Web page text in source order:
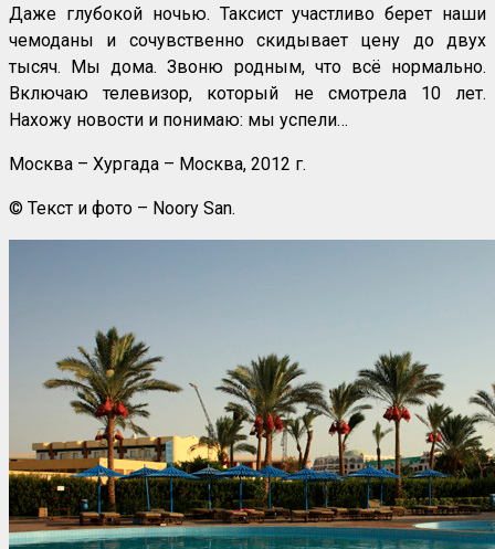
Даже глубокой ночью. Таксист участливо берет наши
чемоданы и сочувственно скидывает цену до двух
тысяч. Мы дома. Звоню родным, что всё нормально.
Включаю телевизор, который не смотрела 10 лет.
Нахожу новости и понимаю: мы успели…
Москва – Хургада – Москва, 2012 г.
© Текст и фото – Noory San.